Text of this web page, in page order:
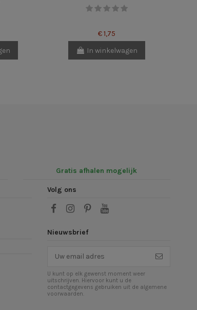
€ 1,75
In winkelwagen
Gratis afhalen mogelijk
Volg ons
Nieuwsbrief
U kunt op elk gewenst moment weer
uitschrijven. Hiervoor kunt u de
contactgegevens gebruiken uit de algemene
voorwaarden.